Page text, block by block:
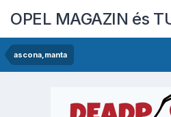
OPEL MAGAZIN és
ascona,manta